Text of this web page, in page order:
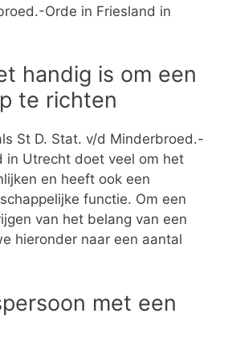
Orde in Friesland in
handig is om een
te richten
St D. Stat. v/d Minderbroed.-
in Utrecht doet veel om het
en heeft ook een
functie. Om een
van het belang van een
hieronder naar een aantal
met een